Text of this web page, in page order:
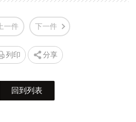
上一件 下一件
列印 分享
回到列表